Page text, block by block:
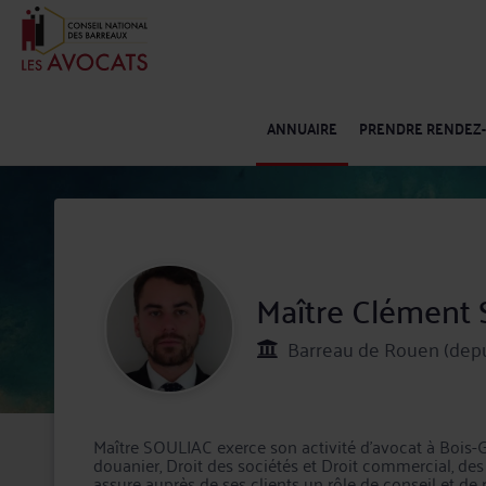
ANNUAIRE PRENDRE
Maître Clément
Barreau de Rouen
Maître SOULIAC exerce son activité d'avocat à
douanier, Droit des sociétés et Droit commercial,